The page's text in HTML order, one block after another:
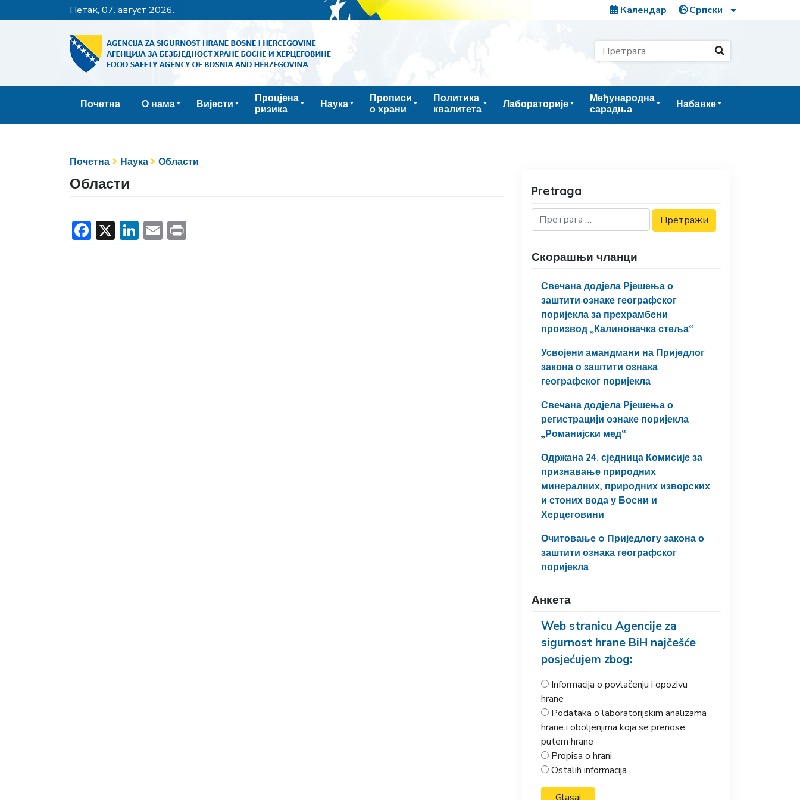
петак, 07. август 2026. Календар
Почетна О нама Вијести
Процјена
ризика
Наука
Прописи
о храни
Политика
квалитета
Лабораторије
Међународна
сарадња
Набавке
Почетна Наука Области
Области
Facebook
X LinkedIn
Email
Pretraga
Скорашњи чланци
Свечана додјела Рјешења о
заштити ознаке географског
поријекла за прехрамбени
производ „Калиновачка стеља“
Усвојени амандмани на Приједлог
закона о заштити ознака
географског поријекла
Свечана додјела Рјешења о
регистрацији ознаке поријекла
„Романијски мед“
Одржана 24. сједница Комисије за
признавање природних
минералних, природних изворских
и стоних вода у Босни и
Херцеговини
Очитовање o Приједлогу закона о
заштити ознака географског
поријекла
Анкета
Web stranicu Agencije za
sigurnost hrane BiH najčešće
posjećujem zbog:
Informacija o povlačenju i opozivu
hrane
Podataka o laboratorijskim analizama
hrane i oboljenjima koja se prenose
putem hrane
Propisa o hrani
Ostalih informacija